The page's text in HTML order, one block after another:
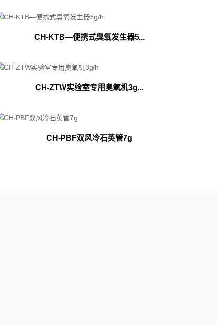
CH-KTB—便携式臭氧发生器5...
CH-ZTW实验室专用臭氧机3g...
CH-PBF双风冷石英管7g